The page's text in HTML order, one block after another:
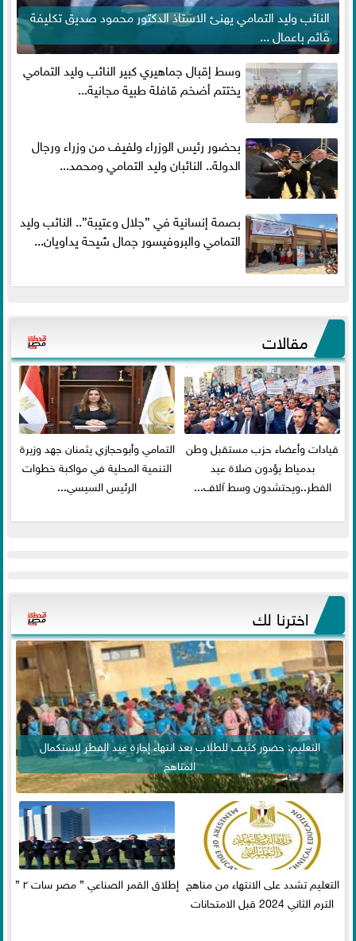
النائب وليد التمامي يهنئ الاستاذ الدكتور محمود صديق تكليفة
قائم باعمال ...
وسط إقبال جماهيري كبير النائب وليد التمامي
يختتم أضخم قافلة طبية مجانية...
بحضور رئيس الوزراء ولفيف من وزراء ورجال
الدولة.. النائبان وليد التمامي ومحمد...
بصمة إنسانية في ”جلال وعتيبة”.. النائب وليد
التمامي والبروفيسور جمال شيحة يداويان...
مقالات
قيادات وأعضاء حزب مستقبل وطن
بدمياط يؤدون صلاة عيد
الفطر..ويحتشدون وسط آلاف...
التمامي وأبوحجازي يثمنان جهد وزيرة
التنمية المحلية في مواكبة خطوات
الرئيس السيسي...
اخترنا لك
التعليم: حضور كثيف للطلاب بعد انتهاء إجازة عيد الفطر لاستكمال
المناهج
التعليم تشدد على الانتهاء من مناهج
الترم الثاني 2024 قبل الامتحانات
إطلاق القمر الصناعي ” مصر سات ٢ ”